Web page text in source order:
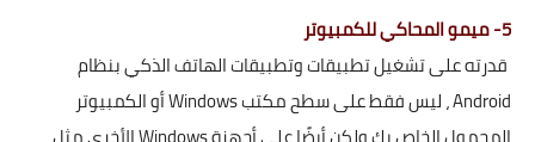
5- ميمو المحاكي للكمبيوتر
قدرته على تشغيل تطبيقات وتطبيقات الهاتف الذكي بنظام
Android ، ليس فقط على سطح مكتب Windows أو الكمبيوتر